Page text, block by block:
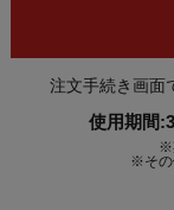
注文手続き画面
使用期間
※
※その